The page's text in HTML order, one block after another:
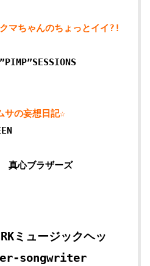
マちゃんのちょっとイイ?!
サの妄想日記☆
心ブラザーズ
ミュージックヘッ
songwriter